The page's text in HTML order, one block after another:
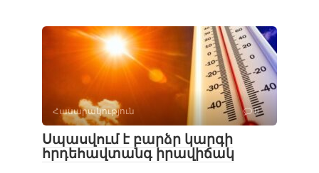
Հասարակություն 0
Սպասվում է բարձր կարգի
հրդեհավտանգ իրավիճակ